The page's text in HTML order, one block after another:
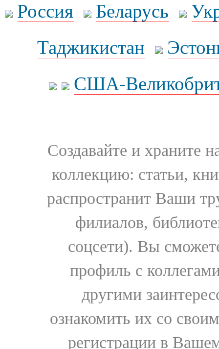
Россия Беларусь
Таджикистан
США-
Создавайте и храните
коллекцию: статьи,
распространит Ваши
филиалов,
соцсети). Вы
профиль с
другими
ознакомить их со
регистрации в